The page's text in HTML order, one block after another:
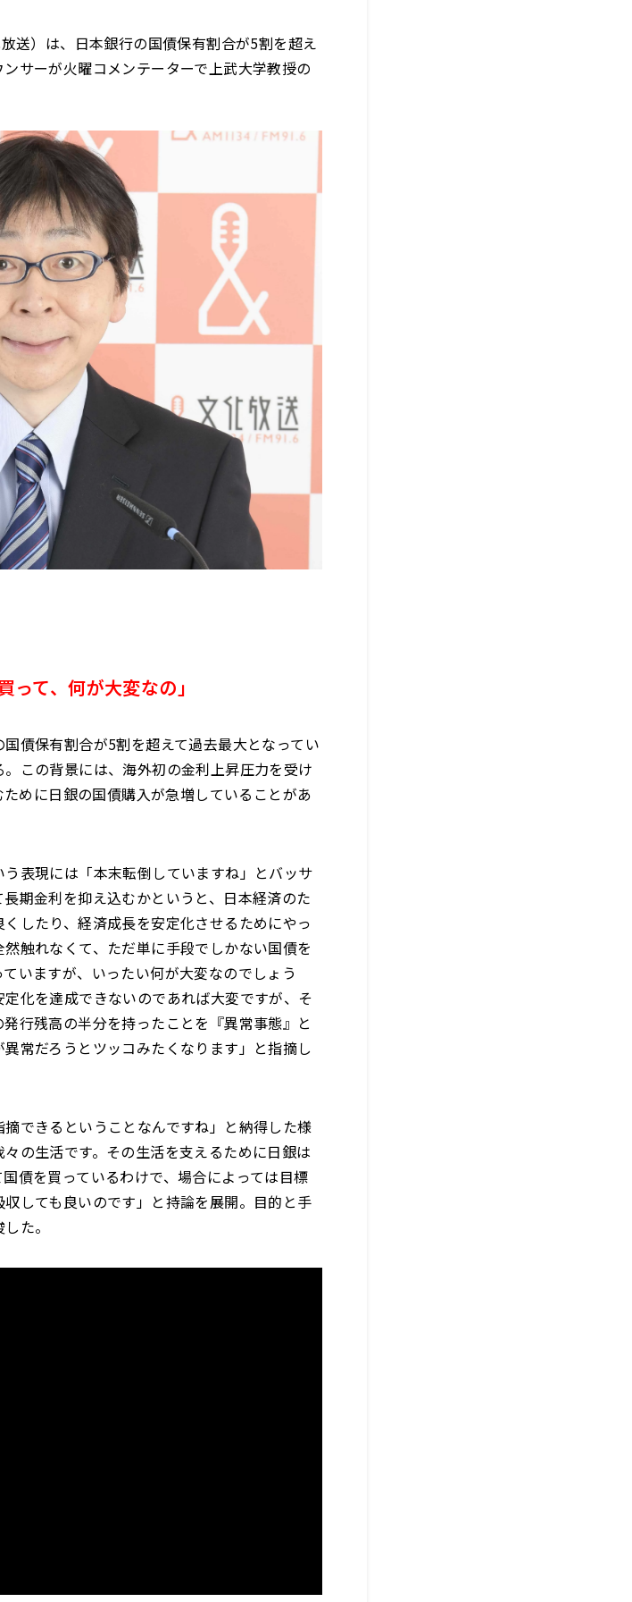
送）は、日本銀行の国債保有割合が5割を超え
サーが火曜コメンテーターで上武大学教授の
て、何が大変なの」
債保有割合が5割を超えて過去最大となってい
この背景には、海外初の金利上昇圧力を受け
めに日銀の国債購入が急増していることがあ
表現には「本末転倒していますね」とバッサ
期金利を抑え込むかというと、日本経済のた
したり、経済成長を安定化させるためにやっ
触れなくて、ただ単に手段でしかない国債を
いますが、いったい何が大変なのでしょう
化を達成できないのであれば大変ですが、そ
行残高の半分を持ったことを『異常事態』と
常だろうとツッコみたくなります」と指摘し
できるということなんですね」と納得した様
の生活です。その生活を支えるために日銀は
債を買っているわけで、場合によっては目標
しても良いのです」と持論を展開。目的と手
た。